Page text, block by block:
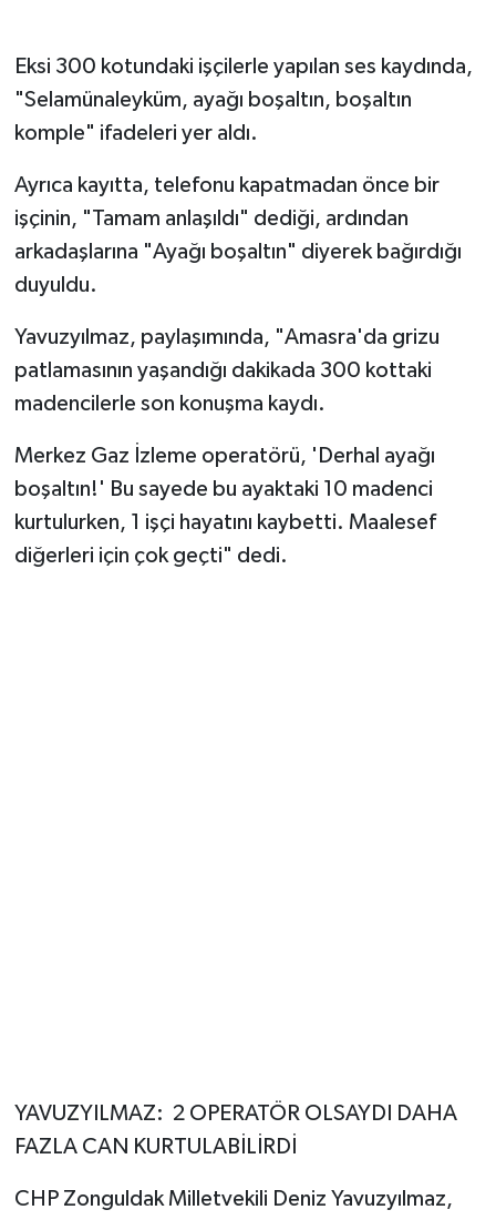
Eksi 300 kotundaki işçilerle yapılan ses kaydında,
"Selamünaleyküm, ayağı boşaltın, boşaltın
komple" ifadeleri yer aldı.
Ayrıca kayıtta, telefonu kapatmadan önce bir
işçinin, "Tamam anlaşıldı" dediği, ardından
arkadaşlarına "Ayağı boşaltın" diyerek bağırdığı
duyuldu.
Yavuzyılmaz, paylaşımında, "Amasra'da grizu
patlamasının yaşandığı dakikada 300 kottaki
madencilerle son konuşma kaydı.
Merkez Gaz İzleme operatörü, 'Derhal ayağı
boşaltın!' Bu sayede bu ayaktaki 10 madenci
kurtulurken, 1 işçi hayatını kaybetti. Maalesef
diğerleri için çok geçti" dedi.
YAVUZYILMAZ: 2 OPERATÖR OLSAYDI DAHA
FAZLA CAN KURTULABİLİRDİ
CHP Zonguldak Milletvekili Deniz Yavuzyılmaz,